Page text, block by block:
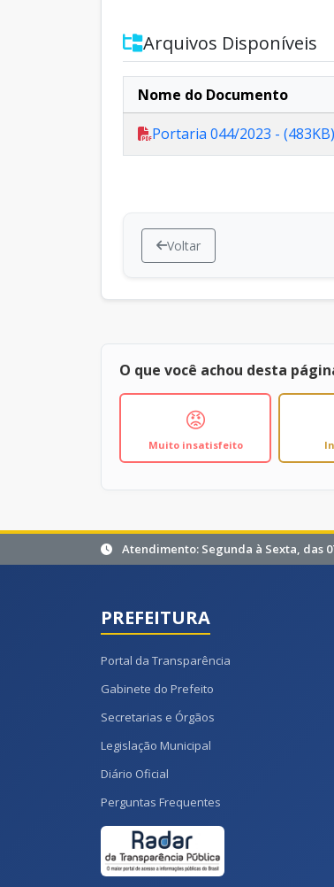
Arquivos Disponíveis
Nome do Documento
Portaria 044/2023 - (483KB)
Voltar
O que você achou desta
😡
Muito insatisfeito
Atendimento: Segunda à Sexta, das
PREFEITURA
Portal da Transparência
Gabinete do Prefeito
Secretarias e Órgãos
Legislação Municipal
Diário Oficial
Perguntas Frequentes